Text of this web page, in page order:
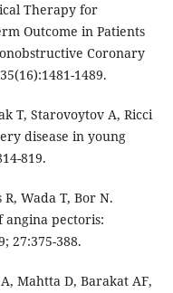
Therapy for
Outcome in Patients
Coronary
1489.
T, Starovoytov A, Ricci
disease in young
819.
Wada T, Bor N.
pectoris:
27:375-388.
Mahtta D, Barakat AF,